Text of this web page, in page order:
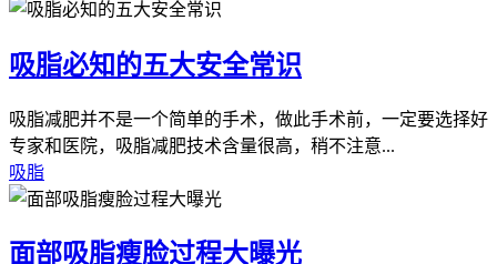
吸脂必知的五大安全常识
吸脂减肥并不是一个简单的手术，做此手术前，一定要选择好
专家和医院，吸脂减肥技术含量很高，稍不注意...
吸脂
面部吸脂瘦脸过程大曝光